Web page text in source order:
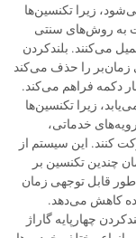
زیرا تکنسین‌ها
به روش‌های سنتی
می‌کنند. بلندکردن
زمان‌بر را حذف می‌کند
دکمه فراهم می‌کند.
زیرا تکنسین‌ها
خدماتی،
کنند. این سیستم از
چندین تکنسین بر
قابل توجهی زمان
کاهش می‌دهد.
چهارپایه گاراژ